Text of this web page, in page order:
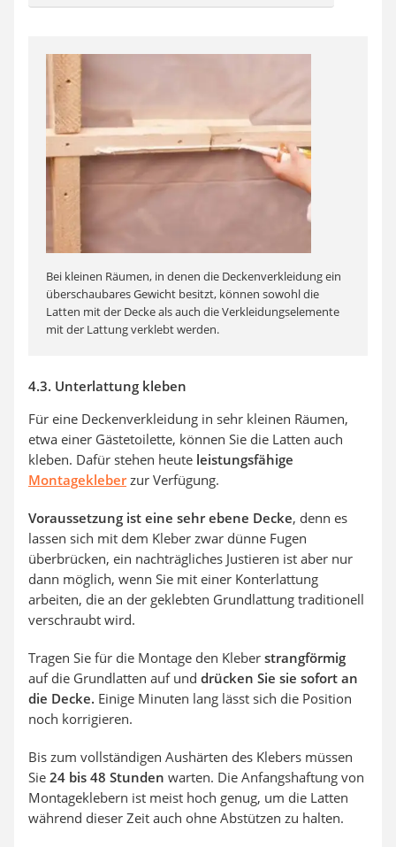
Bei kleinen Räumen, in denen die Deckenverkleidung ein
überschaubares Gewicht besitzt, können sowohl die
Latten mit der Decke als auch die Verkleidungselemente
mit der Lattung verklebt werden.
4.3. Unterlattung kleben
Für eine Deckenverkleidung in sehr kleinen Räumen,
etwa einer Gästetoilette, können Sie die Latten auch
kleben. Dafür stehen heute leistungsfähige
Montagekleberzur Verfügung.
Voraussetzung ist eine sehr ebene Decke, denn es
lassen sich mit dem Kleber zwar dünne Fugen
überbrücken, ein nachträgliches Justieren ist aber nur
dann möglich, wenn Sie mit einer Konterlattung
arbeiten, die an der geklebten Grundlattung traditionell
verschraubt wird.
Tragen Sie für die Montage den Kleber strangförmig
auf die Grundlatten auf und drücken Sie sie sofort an
die Decke. Einige Minuten lang lässt sich die Position
noch korrigieren.
Bis zum vollständigen Aushärten des Klebers müssen
Sie 24 bis 48 Stunden warten. Die Anfangshaftung von
Montageklebern ist meist hoch genug, um die Latten
während dieser Zeit auch ohne Abstützen zu halten.